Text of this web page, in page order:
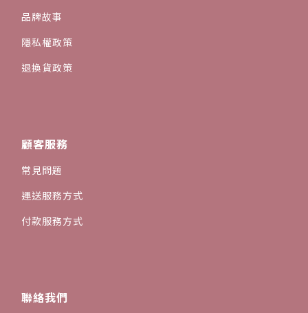
品牌故事
隱私權政策
退換貨政策
顧客服務
常見問題
運送服務方式
付款服務方式
聯絡我們